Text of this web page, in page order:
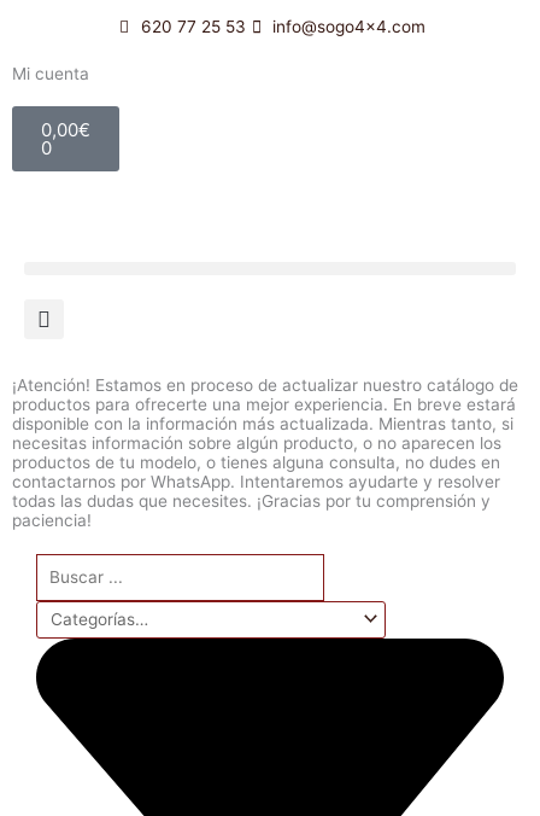
contenido
620 77 25 53 info@sogo4x4.com
Mi cuenta
0,00€
0
Carrito
¡Atención! Estamos en proceso de actualizar nuestro catálogo de
productos para ofrecerte una mejor experiencia. En breve estará
disponible con la información más actualizada. Mientras tanto, si
necesitas información sobre algún producto, o no aparecen los
productos de tu modelo, o tienes alguna consulta, no dudes en
contactarnos por WhatsApp. Intentaremos ayudarte y resolver
todas las dudas que necesites. ¡Gracias por tu comprensión y
paciencia!
Search
...